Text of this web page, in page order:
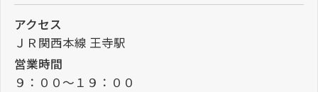
アクセス
ＪＲ関西本線 王寺駅
営業時間
９：００～１９：００